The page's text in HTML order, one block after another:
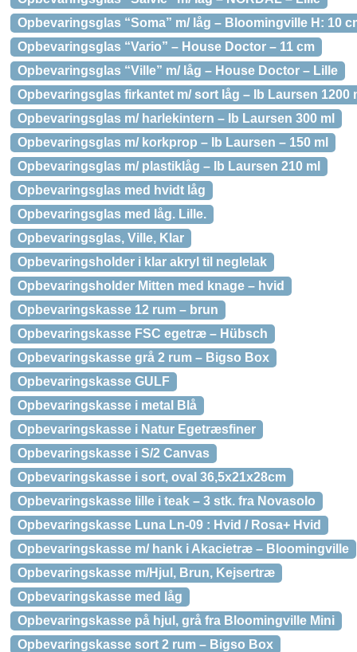
Opbevaringsglas “Soma” m/ låg – Bloomingville H: 10
Opbevaringsglas “Vario” – House Doctor – 11 cm
Opbevaringsglas “Ville” m/ låg – House Doctor – Lille
Opbevaringsglas firkantet m/ sort låg – Ib Laursen 1200
Opbevaringsglas m/ harlekintern – Ib Laursen 300 ml
Opbevaringsglas m/ korkprop – Ib Laursen – 150 ml
Opbevaringsglas m/ plastiklåg – Ib Laursen 210 ml
Opbevaringsglas med hvidt låg
Opbevaringsglas med låg. Lille.
Opbevaringsglas, Ville, Klar
Opbevaringsholder i klar akryl til neglelak
Opbevaringsholder Mitten med knage – hvid
Opbevaringskasse 12 rum – brun
Opbevaringskasse FSC egetræ – Hübsch
Opbevaringskasse grå 2 rum – Bigso Box
Opbevaringskasse GULF
Opbevaringskasse i metal Blå
Opbevaringskasse i Natur Egetræsfiner
Opbevaringskasse i S/2 Canvas
Opbevaringskasse i sort, oval 36,5x21x28cm
Opbevaringskasse lille i teak – 3 stk. fra Novasolo
Opbevaringskasse Luna Ln-09 : Hvid / Rosa+ Hvid
Opbevaringskasse m/ hank i Akacietræ – Bloomingville
Opbevaringskasse m/Hjul, Brun, Kejsertræ
Opbevaringskasse med låg
Opbevaringskasse på hjul, grå fra Bloomingville Mini
Opbevaringskasse sort 2 rum – Bigso Box